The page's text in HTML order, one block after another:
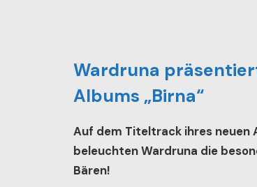
Wardruna
Albums „Birna“
Auf dem Titeltrack ihres neuen
beleuchten Wardruna die
Bären!